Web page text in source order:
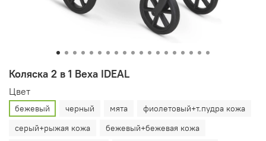
Коляска 2 в 1 Bexa IDEAL
Цвет
бежевый черный мята
фиолетовый+т.пудра кожа
серый+рыжая кожа
бежевый+бежевая кожа